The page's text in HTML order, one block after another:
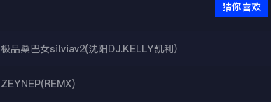
猜你喜欢
极品桑巴女silviav2(沈阳DJ.KELLY凯利）
ZEYNEP(REMX)